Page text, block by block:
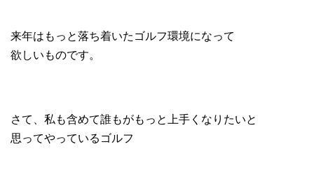
来年はもっと落ち着いたゴルフ環境になって
欲しいものです。
さて、私も含めて誰もがもっと上手くなりたいと
思ってやっているゴルフ